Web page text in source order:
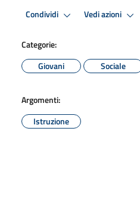
Condividi Vedi azioni
Categorie:
Giovani
Sociale
Argomenti:
Istruzione